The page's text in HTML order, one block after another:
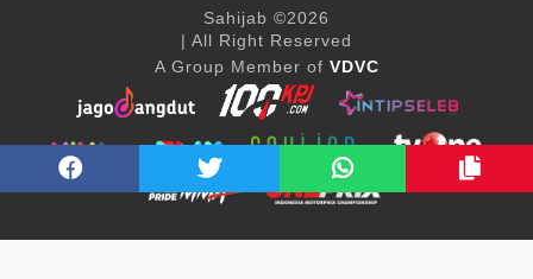
Sahijab ©2026
| All Right Reserved
A Group Member of VDVC